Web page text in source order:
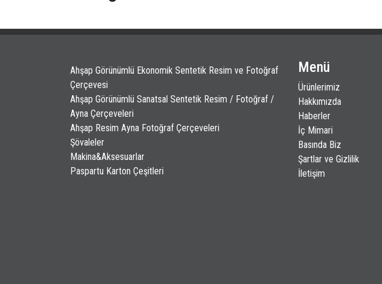
Ahşap Görünümlü Ekonomik Sentetik Resim ve Fotoğraf
Çerçevesi
Ahşap Görünümlü Sanatsal Sentetik Resim / Fotoğraf /
Ayna Çerçeveleri
Ahşap Resim Ayna Fotoğraf Çerçeveleri
Şövaleler
Makina&Aksesuarlar
Paspartu Karton Çeşitleri
Menü
Ürünlerimiz
Hakkımızda
Haberler
İç Mimari
Basında Biz
Şartlar ve Gizlilik
İletişim